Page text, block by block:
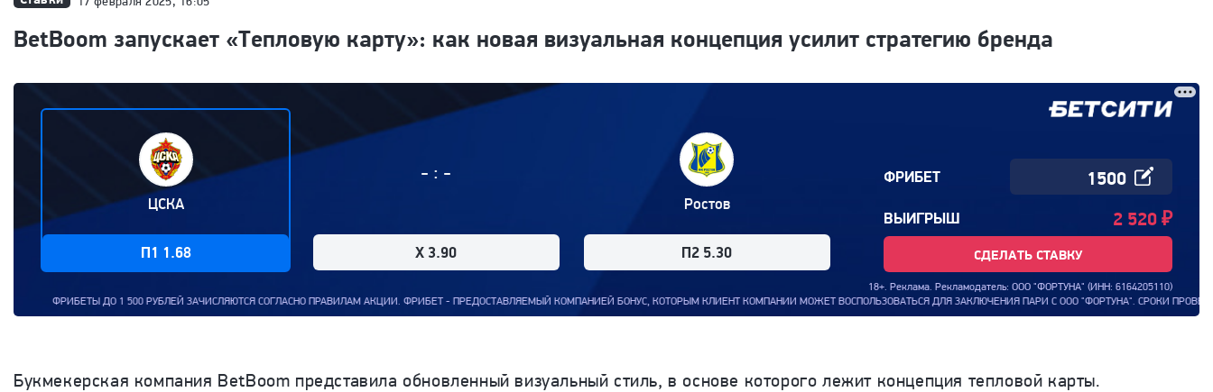
BetBoom запускает «Тепловую карту»: как новая визуальная концепция усилит стратегию бренда
ЦСКА
П1 1.68
- : -
X 3.90
Ростов
П2 5.30
ФРИБЕТ
ВЫИГРЫШ 2 520 ₽
СДЕЛАТЬ СТАВКУ
18+. Реклама. Рекламодатель: ООО "ФОРТУНА" (ИНН: 6164205110)
РУБЛЕЙ ЗАЧИСЛЯЮТСЯ СОГЛАСНО ПРАВИЛАМ АКЦИИ. ФРИБЕТ - ПРЕДОСТАВЛЯЕМЫЙ КОМПАНИЕЙ БОНУС, КОТОРЫМ КЛИЕНТ КОМПАНИИ МОЖЕТ ВОСПОЛЬЗОВАТЬСЯ ДЛЯ ЗАКЛЮЧЕНИЯ ПАРИ С ООО "ФОРТУНА". СРОКИ ПРОВЕДЕНИЯ АКЦИИ: С
Букмекерская компания BetBoom представила обновленный визуальный стиль, в основе которого лежит концепция тепловой карты.